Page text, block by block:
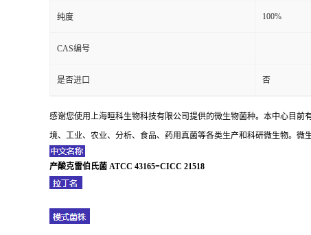
纯度 100%
CAS编号
是否进口 否
感谢您使用上海晅科生物科技有限公司提供的微生物菌种。本中心目
境、工业、农业、分析、食品、药用真菌等各类生产和科研微生物。微
产酸克雷伯氏菌 ATCC 43165=CICC 21518